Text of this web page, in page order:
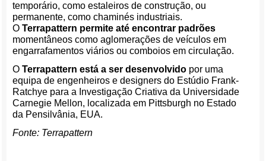
temporário, como estaleiros de construção, ou
permanente, como chaminés industriais.
OTerrapattern permite até encontrar padrões
momentâneos como aglomerações de veículos em
engarrafamentos viários ou comboios em circulação.
OTerrapattern está a ser desenvolvido por uma
equipa de engenheiros e designers do Estúdio Frank-
Ratchye para a Investigação Criativa da Universidade
Carnegie Mellon, localizada em Pittsburgh no Estado
da Pensilvânia, EUA.
Fonte: Terrapattern